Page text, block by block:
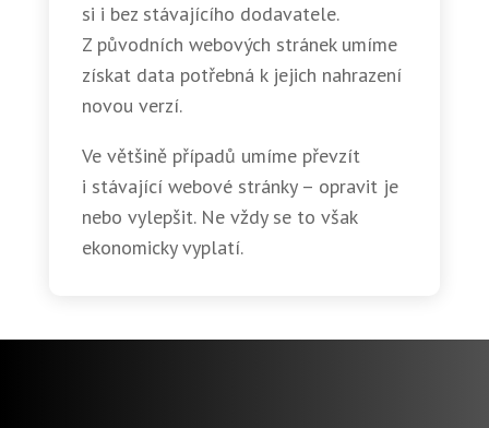
si i bez stávajícího dodavatele.
Z původních webových stránek umíme
získat data potřebná k jejich nahrazení
novou verzí.
Ve většině případů umíme převzít
i stávající webové stránky – opravit je
nebo vylepšit. Ne vždy se to však
ekonomicky vyplatí.